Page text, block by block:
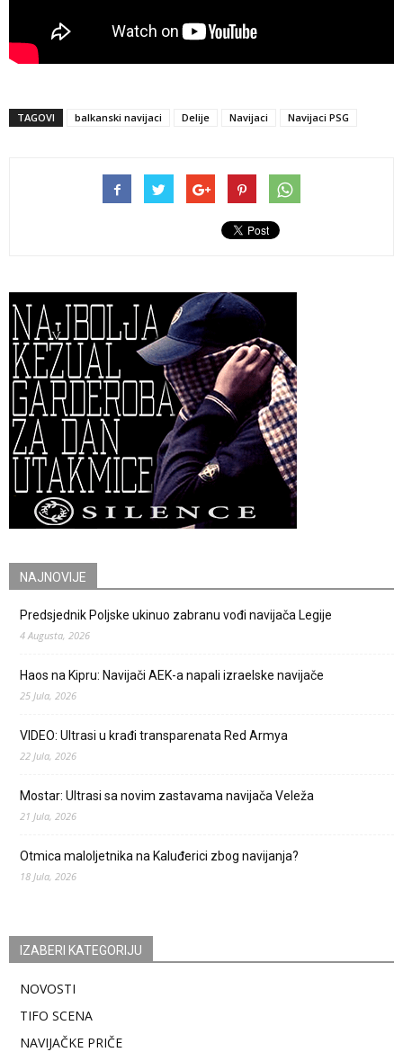
TAGOVI balkanski navijaci Delije Navijaci Navijaci PSG
NAJNOVIJE
Predsjednik Poljske ukinuo zabranu vođi navijača Legije
4 Augusta, 2026
Haos na Kipru: Navijači AEK-a napali izraelske navijače
25 Jula, 2026
VIDEO: Ultrasi u krađi transparenata Red Armya
22 Jula, 2026
Mostar: Ultrasi sa novim zastavama navijača Veleža
21 Jula, 2026
Otmica maloljetnika na Kaluđerici zbog navijanja?
18 Jula, 2026
IZABERI KATEGORIJU
NOVOSTI
TIFO SCENA
NAVIJAČKE PRIČE